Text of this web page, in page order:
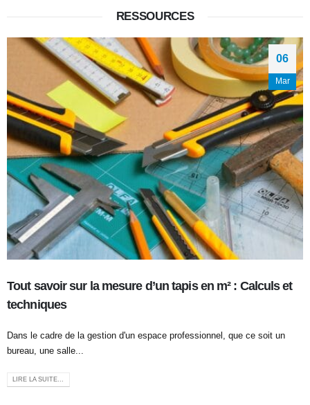
RESSOURCES
06
Mar
Tout savoir sur la mesure d’un tapis en m² : Calculs et
techniques
Dans le cadre de la gestion d'un espace professionnel, que ce soit un
bureau, une salle...
LIRE LA SUITE...